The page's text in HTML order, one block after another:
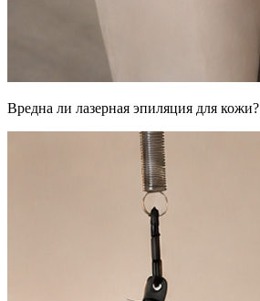
Вредна ли лазерная эпиляция для кожи?